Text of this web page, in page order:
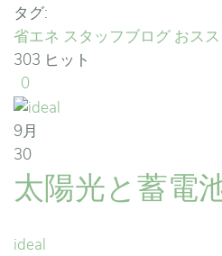
タグ:
省エネ スタッフブログ おスス
303 ヒット
0
9月
30
太陽光と蓄電
ideal